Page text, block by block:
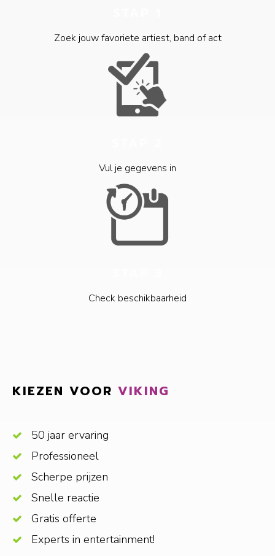
Zoek jouw favoriete artiest, band of act
Vul je gegevens in
Check beschikbaarheid
KIEZEN VOOR VIKING
50 jaar ervaring
Professioneel
Scherpe prijzen
Snelle reactie
Gratis offerte
Experts in entertainment!